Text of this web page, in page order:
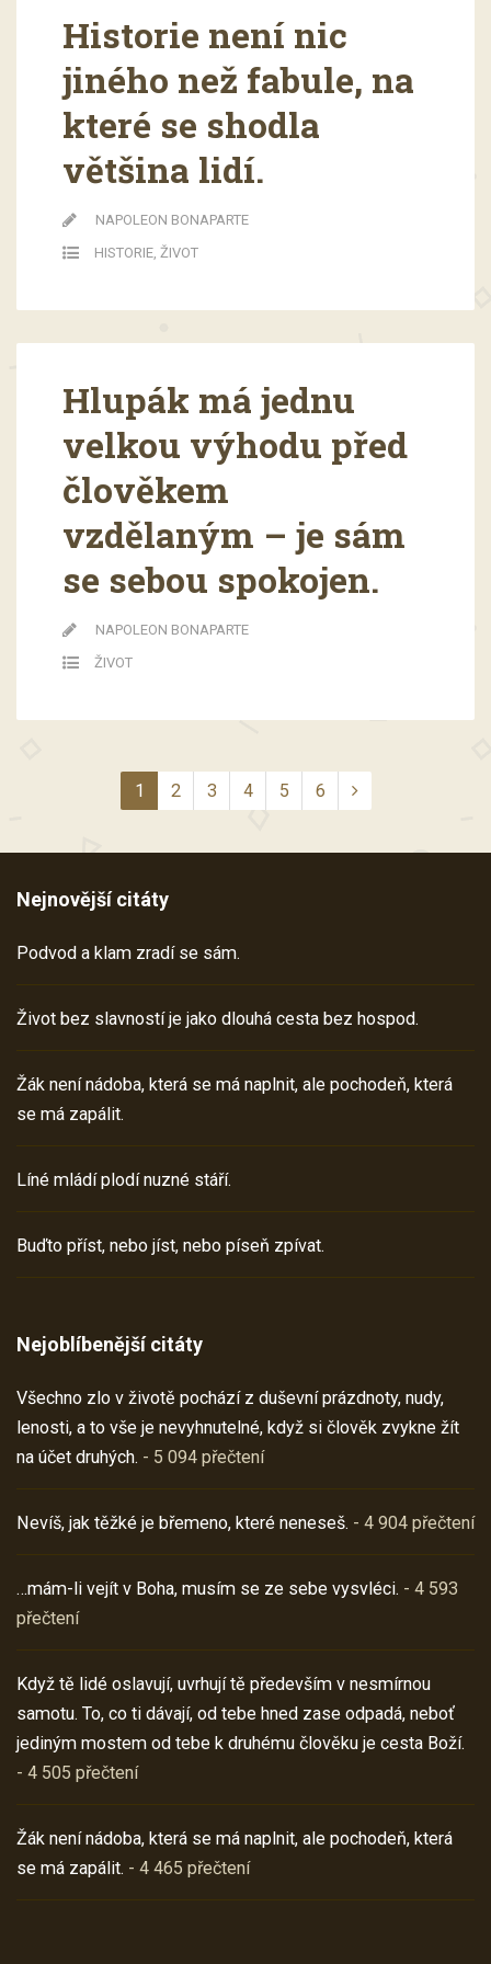
Historie není nic
jiného než fabule, na
které se shodla
většina lidí.
NAPOLEON BONAPARTE
HISTORIE, ŽIVOT
Hlupák má jednu
velkou výhodu před
člověkem
vzdělaným – je sám
se sebou spokojen.
NAPOLEON BONAPARTE
ŽIVOT
1 2 3 4 5 6
Nejnovější citáty
Podvod a klam zradí se sám.
Život bez slavností je jako dlouhá cesta bez hospod.
Žák není nádoba, která se má naplnit, ale pochodeň, která
se má zapálit.
Líné mládí plodí nuzné stáří.
Buďto příst, nebo jíst, nebo píseň zpívat.
Nejoblíbenější citáty
Všechno zlo v životě pochází z duševní prázdnoty, nudy,
lenosti, a to vše je nevyhnutelné, když si člověk zvykne žít
na účet druhých. - 5 094 přečtení
Nevíš, jak těžké je břemeno, které neneseš. - 4 904 přečtení
…mám-li vejít v Boha, musím se ze sebe vysvléci. - 4 593
přečtení
Když tě lidé oslavují, uvrhují tě především v nesmírnou
samotu. To, co ti dávají, od tebe hned zase odpadá, neboť
jediným mostem od tebe k druhému člověku je cesta Boží.
- 4 505 přečtení
Žák není nádoba, která se má naplnit, ale pochodeň, která
se má zapálit. - 4 465 přečtení